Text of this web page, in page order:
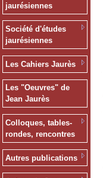
jaurésiennes
Société d'études
jaurésiennes
Les Cahiers Jaurès
Les "Oeuvres" de
Jean Jaurès
Colloques, tables-
rondes, rencontres
Autres publications